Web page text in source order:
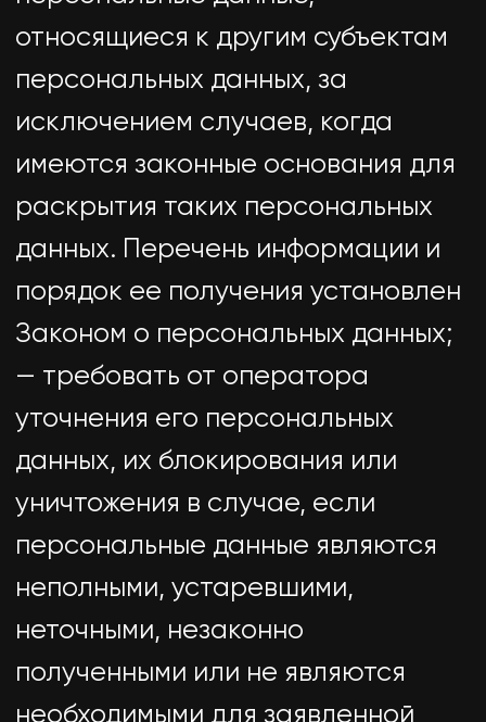
персональные данные
уничтожаются либо
целей обработки или в случае
утраты необходимости в
достижении этих целей, если иное
законом.
6. Цели обработки персональных
Цель обработки - обратная связь
с пользователем
Правовые основания -
Федеральный закон «Об
технологиях и о защите
информации» от 27.07.2006 N 149-